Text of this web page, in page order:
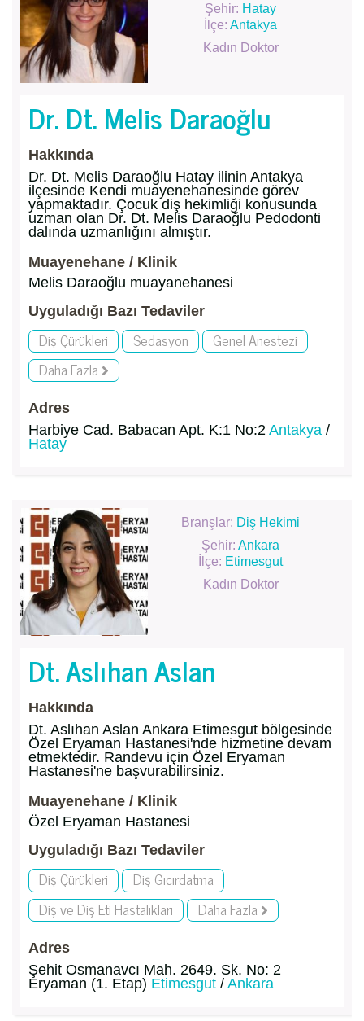
Şehir: Hatay
İlçe:Antakya
Kadın Doktor
Dr. Dt. Melis Daraoğlu
Hakkında
Dr. Dt. Melis Daraoğlu Hatay ilinin Antakya
ilçesinde Kendi muayenehanesinde görev
yapmaktadır. Çocuk diş hekimliği konusunda
uzman olan Dr. Dt. Melis Daraoğlu Pedodonti
dalında uzmanlığını almıştır.
Muayenehane / Klinik
Melis Daraoğlu muayanehanesi
Uyguladığı Bazı Tedaviler
Diş Çürükleri Sedasyon
Genel Anestezi
Daha Fazla
Adres
Harbiye Cad. Babacan Apt. K:1 No:2 Antakya /
Hatay
Branşlar: Diş Hekimi
Şehir:Ankara
İlçe: Etimesgut
Kadın Doktor
Dt. Aslıhan Aslan
Hakkında
Dt. Aslıhan Aslan Ankara Etimesgut bölgesinde
Özel Eryaman Hastanesi'nde hizmetine devam
etmektedir. Randevu için Özel Eryaman
Hastanesi'ne başvurabilirsiniz.
Muayenehane / Klinik
Özel Eryaman Hastanesi
Uyguladığı Bazı Tedaviler
Diş Çürükleri
Diş Gıcırdatma
Diş ve Diş Eti Hastalıkları
Daha Fazla
Adres
Şehit Osmanavcı Mah. 2649. Sk. No: 2
Eryaman (1. Etap) Etimesgut / Ankara